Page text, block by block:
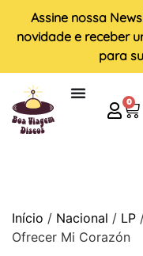
Assine nossa
novidade e receber
para
0
Início / Nacional / LP
Ofrecer Mi Corazón